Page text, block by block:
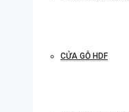
CỬA GỖ HDF